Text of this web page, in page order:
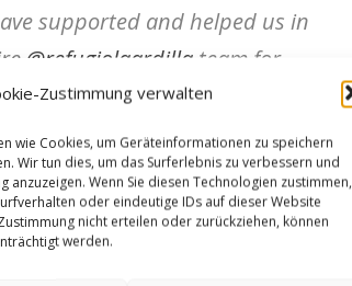
Zustimmung verwalten
wie Cookies, um Geräteinformationen zu speichern
Wir tun dies, um das Surferlebnis zu verbessern und
anzuzeigen. Wenn Sie diesen Technologien zustimmen,
oder eindeutige IDs auf dieser Website
nicht erteilen oder zurückziehen, können
werden.
supported and helped us in
@refugiolaardillateam for
sind Weltreisende in
auf der Insel São Tomé
Leve“ (8b+) klettern. Aber
sie noch fit. So konnte der